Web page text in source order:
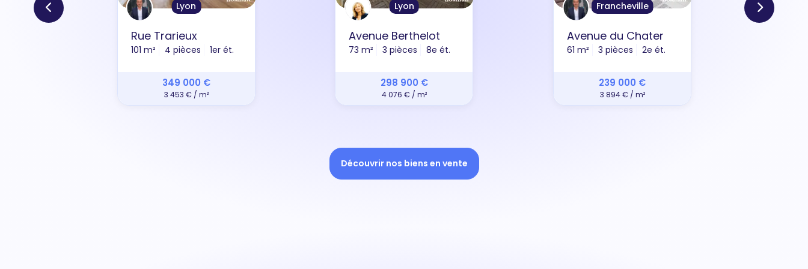
Lyon
Rue Trarieux
101 m² 4 pièces 1er ét.
349 000 €
3 453 € / m²
Lyon
Avenue Berthelot
73 m² 3 pièces 8e ét.
298 900 €
4 076 € / m²
Francheville
Avenue du Chater
61 m² 3 pièces 2e ét.
239 000 €
3 894 € / m²
Découvrir nos biens en vente